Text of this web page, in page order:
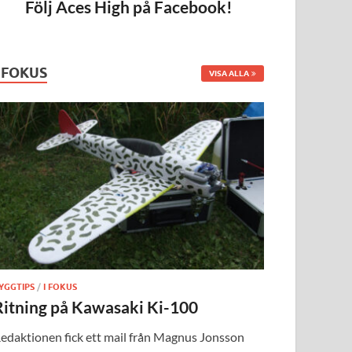
Följ Aces High på Facebook!
VISA ALLA
/I FOKUS
på Kawasaki Ki-100
fick ett mail från Magnus Jonsson